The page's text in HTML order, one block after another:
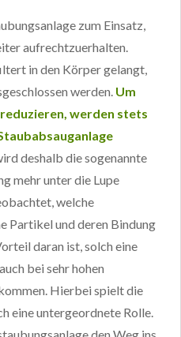
zum Einsatz,
aufrechtzuerhalten.
in den Körper gelangt,
werden. Um
werden stets
deshalb die sogenannte
mehr unter die Lupe
welche
Partikel und deren Bindung
daran ist, solch eine
bei sehr hohen
Hierbei spielt die
eine untergeordnete Rolle.